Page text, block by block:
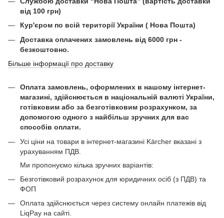
від 100 грн)
Кур'єром по всій території України ( Нова Пошта)
Доставка оплачених замовлень від 6000 грн -
безкоштовно.
Більше інформації про доставку
Оплата замовлень, оформлених в нашому інтернет-
магазині, здійснюється в національній валюті України,
готівковим або за безготівковим розрахунком, за
допомогою одного з найбільш зручних для вас
способів оплати.
Усі ціни на товари в інтернет-магазині Kärcher вказані з
урахуванням ПДВ.
Ми пропонуємо кілька зручних варіантів:
Безготівковий розрахунок для юридичних осіб (з ПДВ) та
ФОП
Оплата здійснюється через систему онлайн платежів від
LiqPay на сайті.